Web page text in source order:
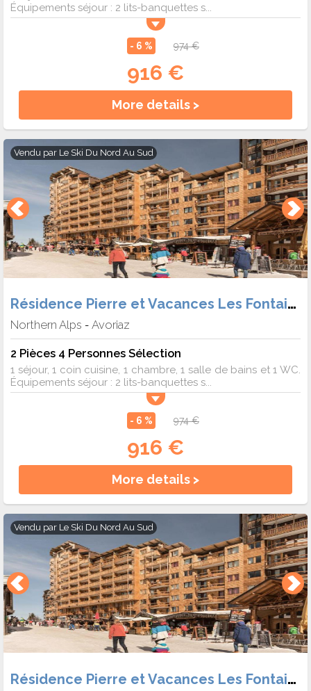
Équipements séjour : 2 lits-banquettes s...
- 6 % 974 €
916 €
More details >
Vendu par Le Ski Du Nord Au Sud
Résidence Pierre et Vacances Les Fontaines Blanches
Northern Alps - Avoriaz
2 Pièces 4 Personnes Sélection
1 séjour, 1 coin cuisine, 1 chambre, 1 salle de bains et 1 WC.
Équipements séjour : 2 lits-banquettes s...
- 6 % 974 €
916 €
More details >
Vendu par Le Ski Du Nord Au Sud
Résidence Pierre et Vacances Les Fontaines Blanches